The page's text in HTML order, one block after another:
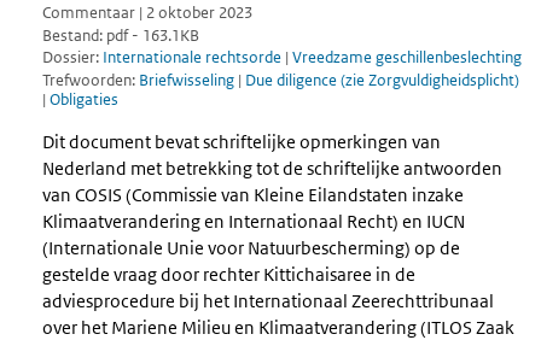
Commentaar | 2 oktober 2023
Bestand: pdf - 163.1KB
Dossier: Internationale rechtsorde | Vreedzame geschillenbeslechting
Trefwoorden: Briefwisseling | Due diligence (zie Zorgvuldigheidsplicht)
| Obligaties
Dit document bevat schriftelijke opmerkingen van
Nederland met betrekking tot de schriftelijke antwoorden
van COSIS (Commissie van Kleine Eilandstaten inzake
Klimaatverandering en Internationaal Recht) en IUCN
(Internationale Unie voor Natuurbescherming) op de
gestelde vraag door rechter Kittichaisaree in de
adviesprocedure bij het Internationaal Zeerechttribunaal
over het Mariene Milieu en Klimaatverandering (ITLOS Zaak